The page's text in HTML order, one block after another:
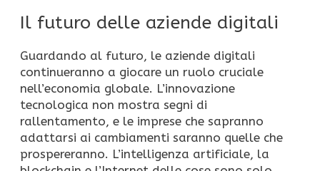
Il futuro delle aziende digitali
Guardando al futuro, le aziende digitali
continueranno a giocare un ruolo cruciale
nell’economia globale. L’innovazione
tecnologica non mostra segni di
rallentamento, e le imprese che sapranno
adattarsi ai cambiamenti saranno quelle che
prospereranno. L’intelligenza artificiale, la